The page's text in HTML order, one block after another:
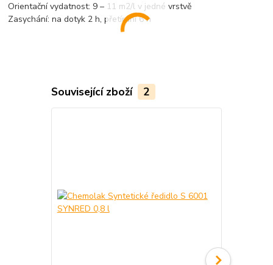
Orientační vydatnost: 9 – 11 m2/l v jedné vrstvě
Zasychání: na dotyk 2 h, přetírání 6 h
Související zboží 2